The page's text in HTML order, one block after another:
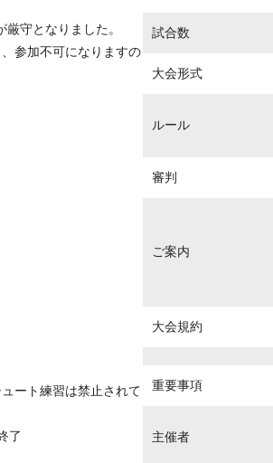
厳守となりました。
参加不可になりますの
ート練習は禁止されて
了
試合数
大会形式
ルール
審判
ご案内
大会規約
重要事項
主催者